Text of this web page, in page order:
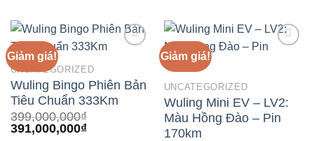
469,000,000₫.
Giảm giá!
Add to
wishlist
UNCATEGORIZED
Wuling Bingo Phiên Bản
Tiêu Chuẩn 333Km
399,000,000₫
Giá
391,000,000₫Giá
Giảm giá!
UNCATEGORIZED
Wuling Mini EV – LV2:
Màu Hồng Đào – Pin
170km